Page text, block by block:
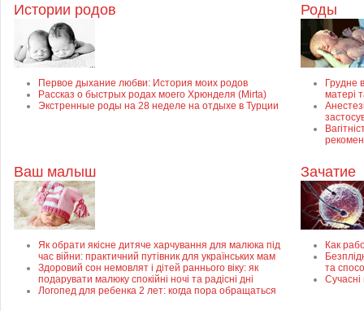
Истории родов
Первое дыхание любви: История моих родов
Рассказ о быстрых родах моего Хрюнделя (Mirta)
Экстренные роды на 28 неделе на отдыхе в Турции
Роды
Грудне
матері
Ваш малыш
Як обрати якісне дитяче харчування для малюка під
час війни: практичний путівник для українських мам
Здоровий сон немовлят і дітей раннього віку: як
подарувати малюку спокійні ночі та радісні дні
Логопед для ребенка 2 лет: когда пора обращаться
Зачатие
Как
та